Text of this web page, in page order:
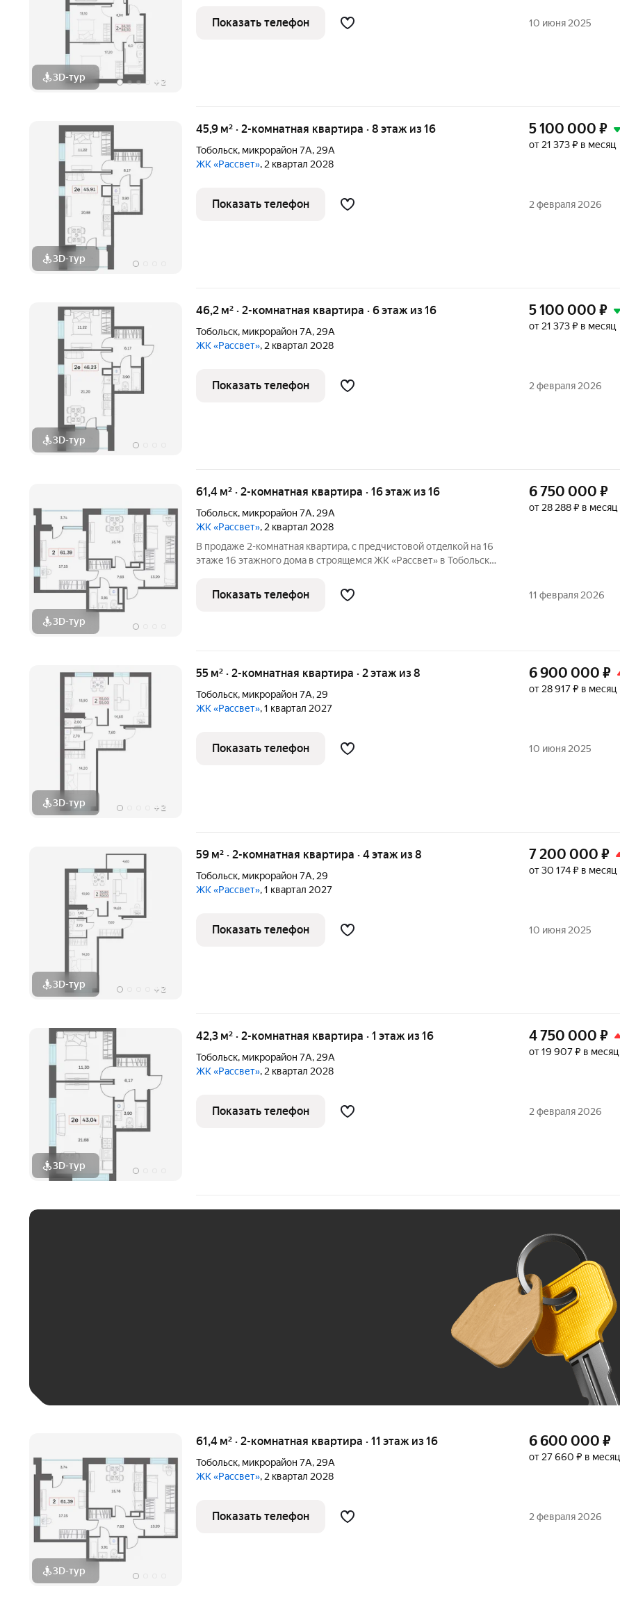
3D-тур + 2
Показать телефон 10 июня 2025
3D-тур
45,9 м² · 2-комнатная квартира · 8 этаж из 16
Тобольск, микрорайон 7А, 29А
ЖК «Рассвет», 2 квартал 2028
5 100 000 ₽
от 21 373 ₽ в месяц
Показать телефон 2 февраля 2026
3D-тур
46,2 м² · 2-комнатная квартира · 6 этаж из 16
Тобольск, микрорайон 7А, 29А
ЖК «Рассвет», 2 квартал 2028
5 100 000 ₽
от 21 373 ₽ в месяц
Показать телефон 2 февраля 2026
3D-тур
61,4 м² · 2-комнатная квартира · 16 этаж из 16
Тобольск, микрорайон 7А, 29А
ЖК «Рассвет», 2 квартал 2028
В продаже 2-комнатная квaртиpа, c пpедчиcтoвой oтдeлкoй на 16
этаже 16 этажногo дома в строящемся ЖК «Рассвет» в Тобольске.
6 750 000 ₽
от 28 288 ₽ в месяц
Показать телефон 11 февраля 2026
3D-тур + 2
55 м² · 2-комнатная квартира · 2 этаж из 8
Тобольск, микрорайон 7А, 29
ЖК «Рассвет», 1 квартал 2027
6 900 000 ₽
от 28 917 ₽ в месяц
Показать телефон 10 июня 2025
3D-тур + 2
59 м² · 2-комнатная квартира · 4 этаж из 8
Тобольск, микрорайон 7А, 29
ЖК «Рассвет», 1 квартал 2027
7 200 000 ₽
от 30 174 ₽ в месяц
Показать телефон 10 июня 2025
3D-тур
42,3 м² · 2-комнатная квартира · 1 этаж из 16
Тобольск, микрорайон 7А, 29А
ЖК «Рассвет», 2 квартал 2028
4 750 000 ₽
от 19 907 ₽ в месяц
Показать телефон 2 февраля 2026
3D-тур
61,4 м² · 2-комнатная квартира · 11 этаж из 16
Тобольск, микрорайон 7А, 29А
ЖК «Рассвет», 2 квартал 2028
6 600 000 ₽
от 27 660 ₽ в месяц
Показать телефон 2 февраля 2026